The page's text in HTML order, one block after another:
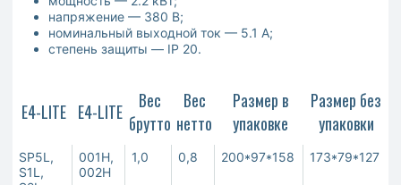
напряжение — 380 В;
номинальный выходной ток — 5.1 А;
степень защиты — IP 20.
Е4-LITE Е4-LITE
Вес
брутто
Вес
нетто
Размер в
упаковке
Размер без
упаковки
SP5L,
S1L,
001H,
002H
1,0 0,8 200*97*158 173*79*127